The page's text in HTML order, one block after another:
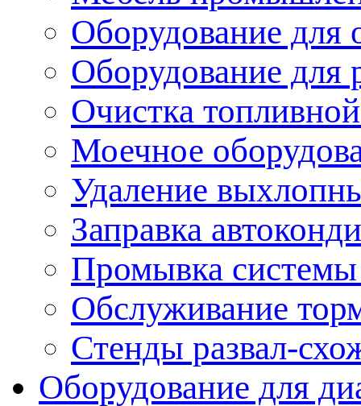
Оборудование для
Оборудование для
Очистка
Моечное
Удаление
Заправка
Промывка
Обслуживание
Стенды развал-
Оборудование для